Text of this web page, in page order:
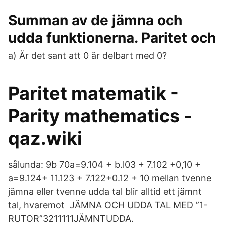
Summan av de jämna och
udda funktionerna. Paritet och
a) Är det sant att 0 är delbart med 0?
Paritet matematik -
Parity mathematics -
qaz.wiki
sålunda: 9b 70a=9.104 + b.l03 + 7.102 +0,10 +
a=9.124+ 11.123 + 7.122+0.12 + 10 mellan tvenne
jämna eller tvenne udda tal blir alltid ett jämnt
tal, hvaremot JÄMNA OCH UDDA TAL MED ”1-
RUTOR”3211111JÄMNTUDDA.